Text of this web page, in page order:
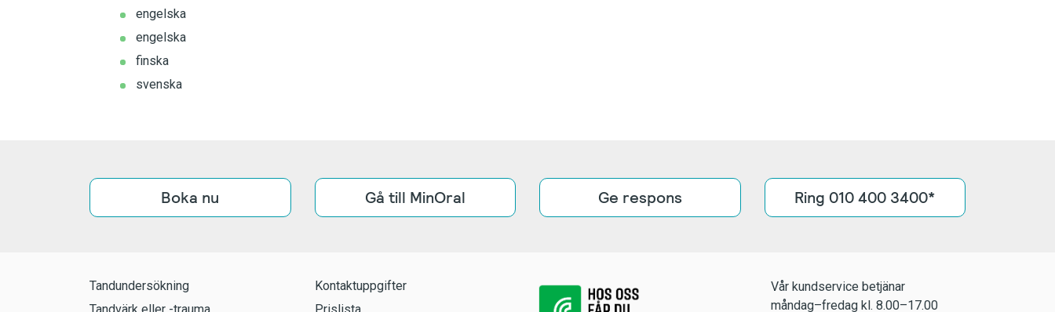
engelska
engelska
finska
svenska
Boka nu Gå till MinOral Ge respons Ring 010 400 3400*
Tandundersökning
Kontaktuppgifter
Vår kundservice betjänar
måndag–fredag kl. 8.00–17.00